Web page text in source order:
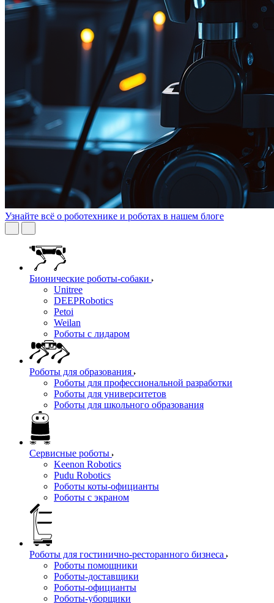
Узнайте всё о роботехнике и роботах в нашем блоге
Бионические роботы-собаки
Unitree
DEEPRobotics
Petoi
Weilan
Роботы с лидаром
Роботы для образования
Роботы для профессиональной разработки
Роботы для университетов
Роботы для школьного образования
Сервисные роботы
Keenon Robotics
Pudu Robotics
Роботы коты-официанты
Роботы с экраном
Роботы для гостинично-ресторанного бизнеса
Роботы помощники
Роботы-доставщики
Роботы-официанты
Роботы-уборщики